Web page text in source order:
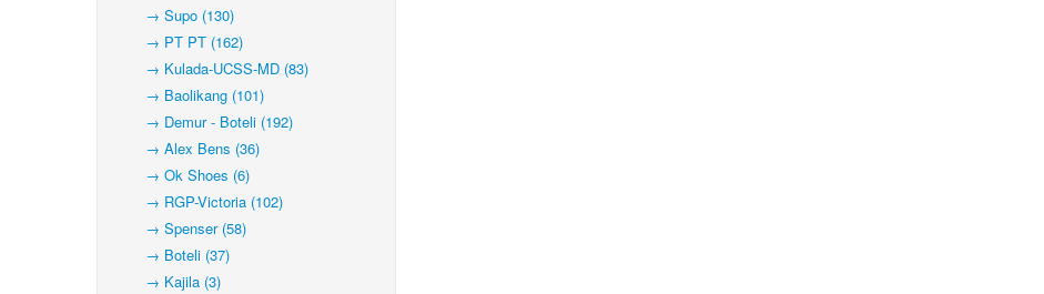
→ Supo (130)
→ PT PT (162)
→ Kulada-UCSS-MD (83)
→ Baolikang (101)
→ Demur - Boteli (192)
→ Alex Bens (36)
→ Ok Shoes (6)
→ RGP-Victoria (102)
→ Spenser (58)
→ Boteli (37)
→ Kajila (3)